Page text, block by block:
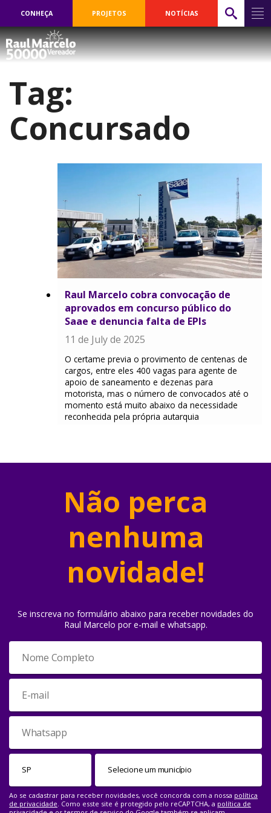
CONHEÇA PROJETOS NOTÍCIAS
Tag:
Concursado
Raul Marcelo cobra convocação de
aprovados em concurso público do
Saae e denuncia falta de EPIs
11 de July de 2025
O certame previa o provimento de centenas de
cargos, entre eles 400 vagas para agente de
apoio de saneamento e dezenas para
motorista, mas o número de convocados até o
momento está muito abaixo da necessidade
reconhecida pela própria autarquia
Não perca
nenhuma
novidade!
Se inscreva no formulário abaixo para receber novidades do
Raul Marcelo por e-mail e whatsapp.
Ao se cadastrar para receber novidades, você concorda com a nossa política
de privacidade. Como esste site é protegido pelo reCAPTCHA, a política de